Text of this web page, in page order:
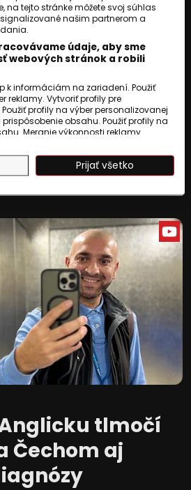
a nespravodlivé
Rómami a Sintami po
vojny. Komisia
štátnych úradov,
povojnovom období a
rómskej menšiny.
Čítaj viac
tlmočí
Čechom aj
na tejto stránke môžete svoj súhlas
našim partnerom a
údaje, aby sme
webových stránok a robili
k informáciám na zariadení. Použiť
reklamy. Vytvoriť profily pre
profily na výber personalizovanej
obsahu. Použiť profily na
Meranie výkonnosti reklamy.
z rôznych zdrojov. Vývoj a
obmedzených údajov na výber
(1009 predajcovia IAB)
nasledujúce účely:
prístup k
na výber
personalizovanej
Prijať všetko